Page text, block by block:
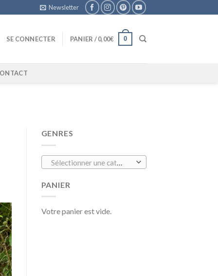
Newsletter
SE CONNECTER PANIER /0,00€ 0
GENRES
Sélectionner une catégorie
PANIER
Votre panier est vide.